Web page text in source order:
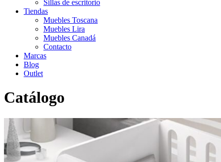
Sillas de escritorio
Tiendas
Muebles Toscana
Muebles Lira
Muebles Canadá
Contacto
Marcas
Blog
Outlet
Catálogo
Inicio >Mobiliario infantil 35